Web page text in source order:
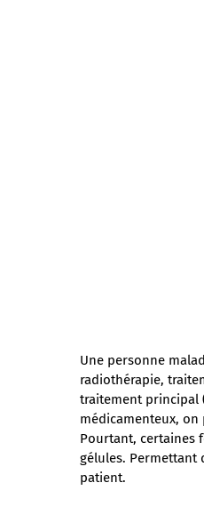
Une personne
radiothérapie,
traitement principal
médicamenteux,
Pourtant, certaines
gélules. Permettant
patient.